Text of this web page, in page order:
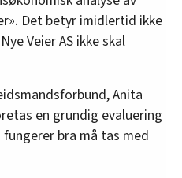
Det betyr imidlertid ikke
Veier AS ikke skal
Anita
en grundig evaluering
bra må tas med